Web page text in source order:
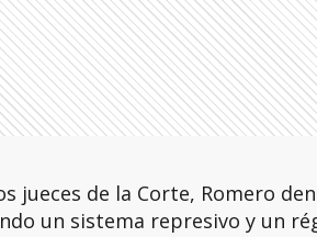
jueces de la Corte, Romero
un sistema represivo y un